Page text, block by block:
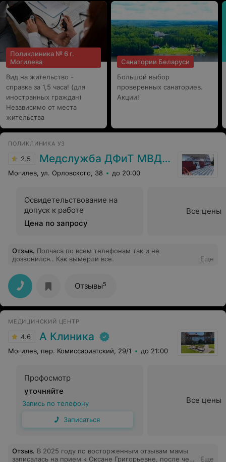
Поликлиника № 6 г.
Могилева
Вид на жительство -
справка за 1,5 часа! (для
иностранных граждан)
Независимо от места
жительства
Санатории Беларуси
Большой выбор
проверенных санаториев.
Акции!
ПОЛИКЛИНИКА УЗ
2.5 Медслужба ДФиТ МВД РБ Могилева
Могилев, ул. Орловского, 38 до 20:00
Освидетельствование на
допуск к работе
Цена по запросу
Все цены
Отзыв. Полчаса по всем телефонам так и не
дозвонился.. Как вымерли все.
Еще
Отзывы5
МЕДИЦИНСКИЙ ЦЕНТР
4.6 А Клиника
Могилев, пер. Комиссариатский, 29/1 до 21:00
Профосмотр
уточняйте
Запись по телефону
Записаться
Все цены
Отзыв. В 2025 году по восторженным отзывам мамы
записалась на прием к Оксане Григорьевне, после чего
Еще